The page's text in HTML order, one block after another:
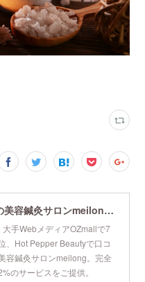
【公式】恵比寿の美容鍼灸サロンmeilong｜ツボを押さえた針・お灸の治療で美容と健康を叶えます
手WebメディアOZmallで7
、Hot Pepper Beautyで口コ
容鍼灸サロンmeilong。完全
のサービスをご提供。